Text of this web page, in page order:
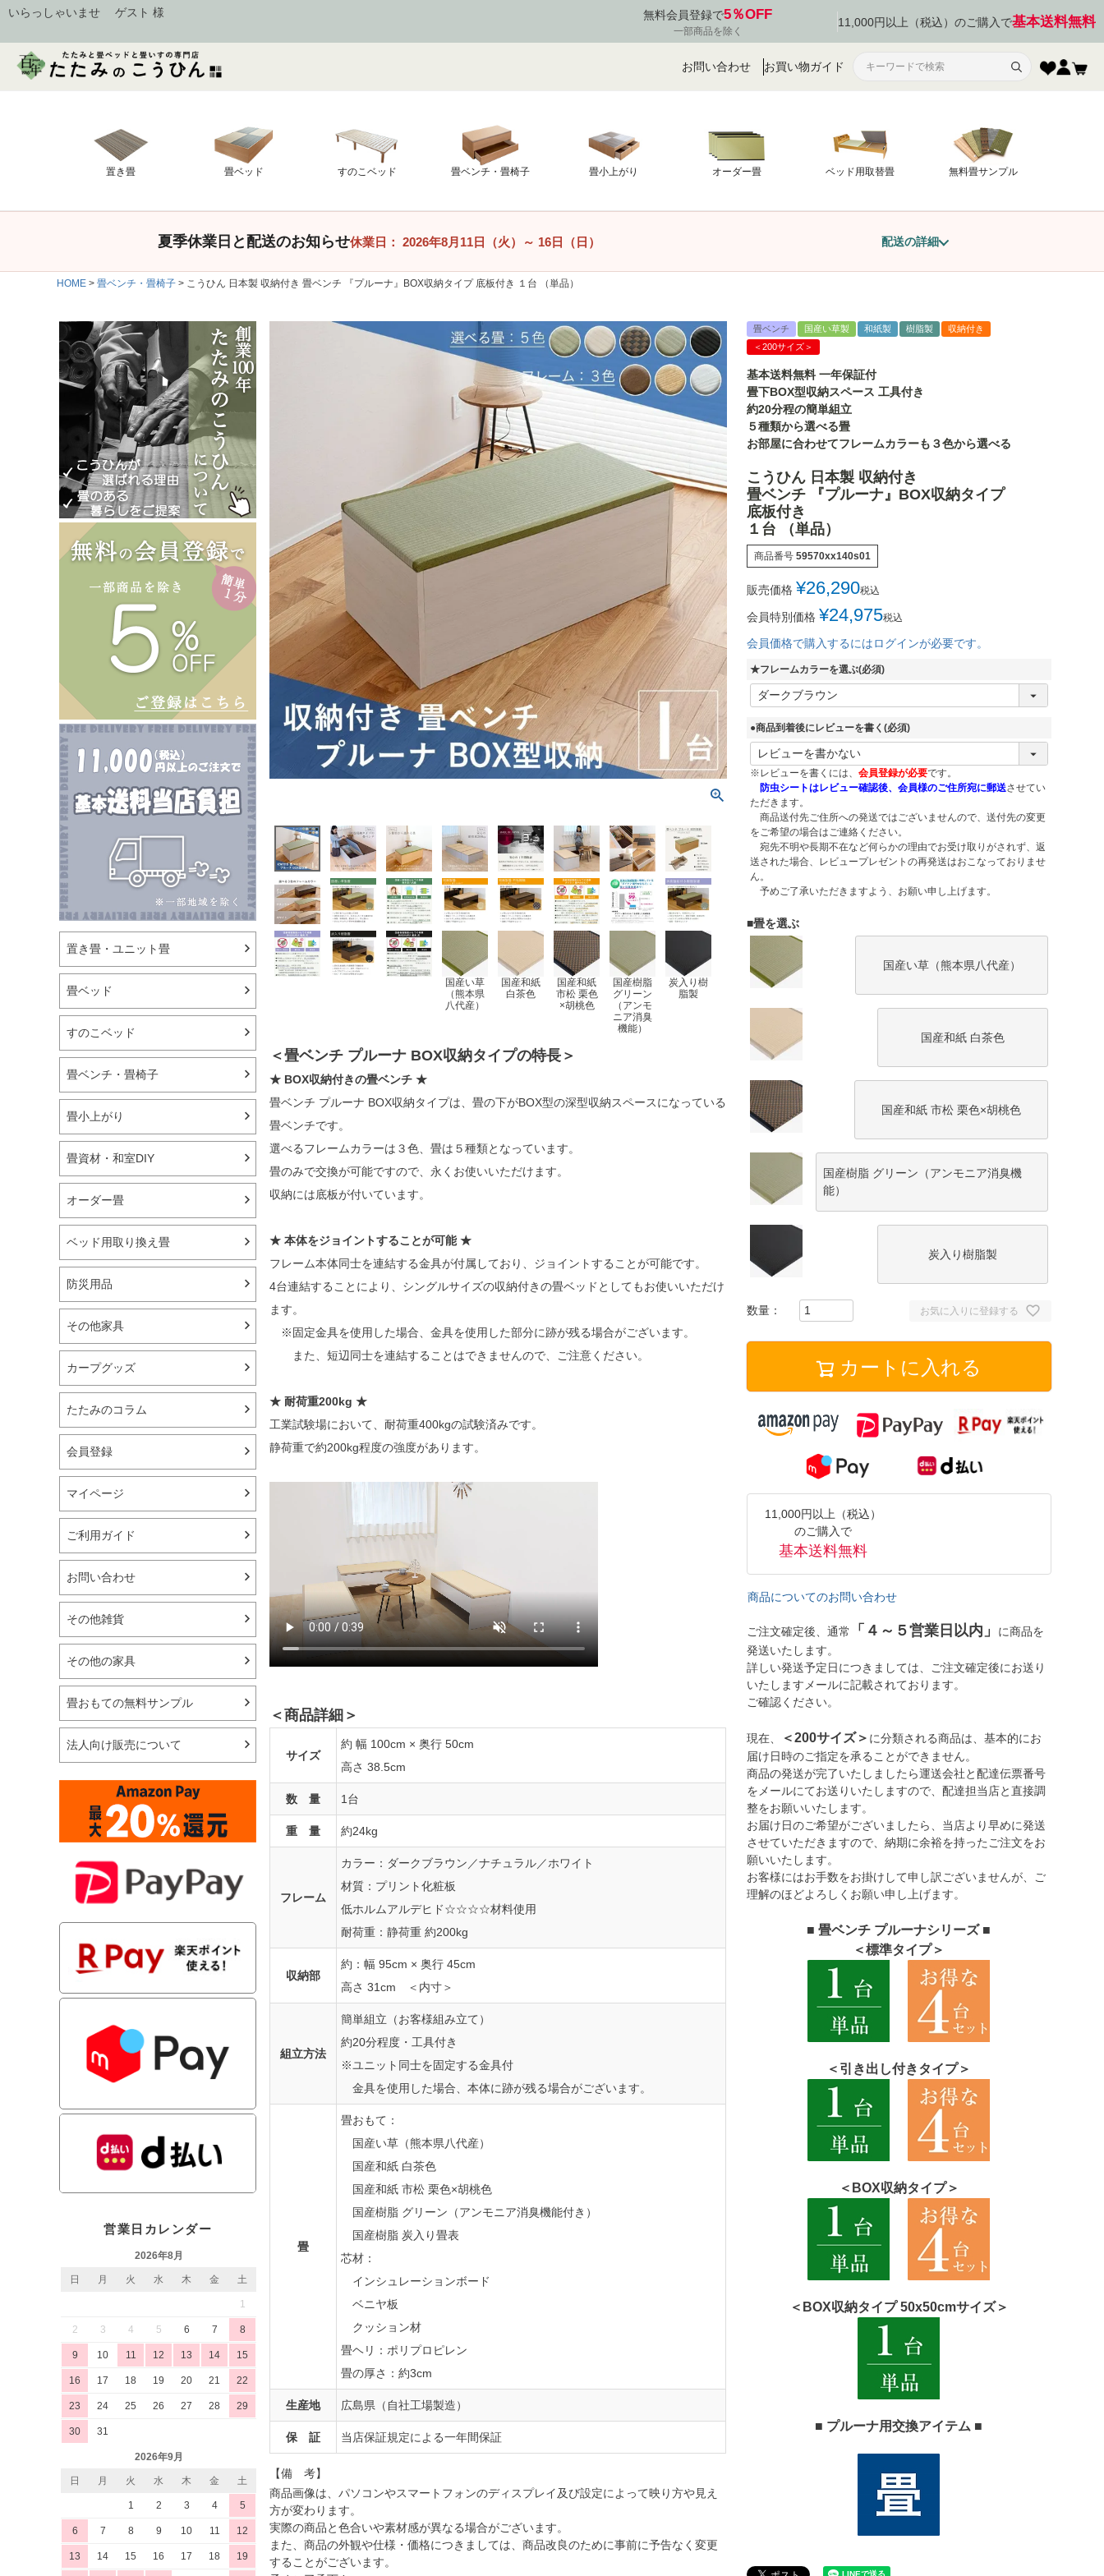
いらっしゃいませ ゲスト 様 無料会員登録で5％OFF
一部商品を除く
11,000円以上（税込）のご購入で基本送料無料
お問い合わせ お買い物ガイド
置き畳 畳ベッド すのこベッド 畳ベンチ・畳椅子 畳小上がり オーダー畳 ベッド用取替畳 無料畳サンプル
夏季休業日と配送のお知らせ休業日： 2026年8月11日（火） ～ 16日（日） 配送の詳細
HOME 畳ベンチ・畳椅子 こうひん 日本製 収納付き 畳ベンチ 『プルーナ』BOX収納タイプ 底板付き １台 （単品）
置き畳・ユニット畳
畳ベッド
すのこベッド
畳ベンチ・畳椅子
畳小上がり
畳資材・和室DIY
オーダー畳
ベッド用取り換え畳
防災用品
その他家具
カープグッズ
たたみのコラム
会員登録
マイページ
ご利用ガイド
お問い合わせ
その他雑貨
その他の家具
畳おもての無料サンプル
法人向け販売について
営業日カレンダー
2026年8月
日 月 火 水 木 金 土
1
2 3 4 5 6 7 8
9 10 11 12 13 14 15
16 17 18 19 20 21 22
23 24 25 26 27 28 29
30 31
2026年9月
日 月 火 水 木 金 土
1 2 3 4 5
6 7 8 9 10 11 12
13 14 15 16 17 18 19
国産い草
（熊本県
八代産）
国産和紙
白茶色
国産和紙
市松 栗色
×胡桃色
国産樹脂
グリーン
（アンモ
ニア消臭
機能）
炭入り樹
脂製
＜畳ベンチ プルーナ BOX収納タイプの特長＞
★ BOX収納付きの畳ベンチ ★
畳ベンチ プルーナ BOX収納タイプは、畳の下がBOX型の深型収納スペースになっている
畳ベンチです。
選べるフレームカラーは３色、畳は５種類となっています。
畳のみで交換が可能ですので、永くお使いいただけます。
収納には底板が付いています。
★ 本体をジョイントすることが可能 ★
フレーム本体同士を連結する金具が付属しており、ジョイントすることが可能です。
4台連結することにより、シングルサイズの収納付きの畳ベッドとしてもお使いいただけ
ます。
※固定金具を使用した場合、金具を使用した部分に跡が残る場合がございます。
また、短辺同士を連結することはできませんので、ご注意ください。
★ 耐荷重200kg ★
工業試験場において、耐荷重400kgの試験済みです。
静荷重で約200kg程度の強度があります。
＜商品詳細＞
サイズ
約 幅 100cm × 奥行 50cm
高さ 38.5cm
数 量 1台
重 量 約24kg
フレーム
カラー：ダークブラウン／ナチュラル／ホワイト
材質：プリント化粧板
低ホルムアルデヒド☆☆☆☆材料使用
耐荷重：静荷重 約200kg
収納部
約：幅 95cm × 奥行 45cm
高さ 31cm ＜内寸＞
組立方法
簡単組立（お客様組み立て）
約20分程度・工具付き
※ユニット同士を固定する金具付
金具を使用した場合、本体に跡が残る場合がございます。
畳
畳おもて：
国産い草（熊本県八代産）
国産和紙 白茶色
国産和紙 市松 栗色×胡桃色
国産樹脂 グリーン（アンモニア消臭機能付き）
国産樹脂 炭入り畳表
芯材：
インシュレーションボード
ベニヤ板
クッション材
畳ヘリ：ポリプロピレン
畳の厚さ：約3cm
生産地 広島県（自社工場製造）
保 証 当店保証規定による一年間保証
【備 考】
商品画像は、パソコンやスマートフォンのディスプレイ及び設定によって映り方や見え
方が変わります。
実際の商品と色合いや素材感が異なる場合がございます。
また、商品の外観や仕様・価格につきましては、商品改良のために事前に予告なく変更
することがございます。
畳ベンチ 国産い草製 和紙製 樹脂製
収納付き
＜200サイズ＞
基本送料無料 一年保証付
畳下BOX型収納スペース 工具付き
約20分程の簡単組立
５種類から選べる畳
お部屋に合わせてフレームカラーも３色から選べる
こうひん 日本製 収納付き
畳ベンチ 『プルーナ』BOX収納タイプ
底板付き
１台 （単品）
商品番号 59570xx140s01
販売価格 ¥26,290税込
会員特別価格 ¥24,975税込
会員価格で購入するにはログインが必要です。
★フレームカラーを選ぶ(必須)
●商品到着後にレビューを書く (必須)
※レビューを書くには、 会員登録が必要です。
防虫シートはレビュー確認後、会員様のご住所宛に郵送させてい
ただきます。
商品送付先ご住所への発送ではございませんので、送付先の変更
をご希望の場合はご連絡ください。
宛先不明や長期不在など何らかの理由でお受け取りがされず、返
送された場合、レビュープレゼントの再発送はおこなっておりませ
ん。
予めご了承いただきますよう、お願い申し上げます。
■畳を選ぶ
国産い草（熊本県八代産）
国産和紙 白茶色
国産和紙 市松 栗色×胡桃色
国産樹脂 グリーン（アンモニア消臭機
能）
炭入り樹脂製
お気に入りに登録する
カートに入れる
11,000円以上（税込）
のご購入で
基本送料無料
商品についてのお問い合わせ
ご注文確定後、通常 「４～５営業日以内」
に商品を
発送いたします。
詳しい発送予定日につきましては、ご注文確定後にお送り
いたしますメールに記載されております。
ご確認ください。
現在、 ＜200サイズ＞ に分類される商品は、基本的にお
届け日時のご指定を承ることができません。
商品の発送が完了いたしましたら運送会社と配達伝票番号
をメールにてお送りいたしますので、配達担当店と直接調
整をお願いいたします。
お届け日のご希望がございましたら、当店より早めに発送
させていただきますので、納期に余裕を持ったご注文をお
願いいたします。
お客様にはお手数をお掛けして申し訳ございませんが、ご
理解のほどよろしくお願い申し上げます。
■ 畳ベンチ プルーナシリーズ ■
＜標準タイプ＞
＜引き出し付きタイプ＞
＜BOX収納タイプ＞
＜BOX収納タイプ 50x50cmサイズ＞
■ プルーナ用交換アイテム ■